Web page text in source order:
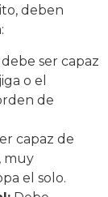
deben
ser capaz
o el
de
capaz de
muy
el solo.